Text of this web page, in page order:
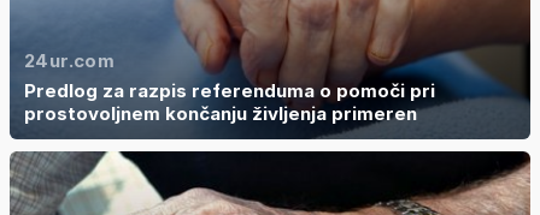
24ur.com
Predlog za razpis referenduma o pomoči pri
prostovoljnem končanju življenja primeren